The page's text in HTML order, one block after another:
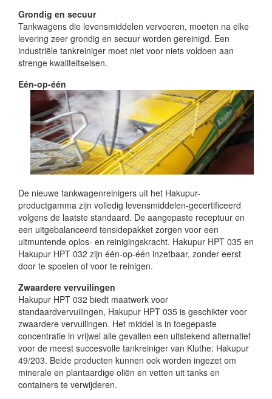
Grondig en secuur
Tankwagens die levensmiddelen vervoeren, moeten na elke
levering zeer grondig en secuur worden gereinigd. Een
industriële tankreiniger moet niet voor niets voldoen aan
strenge kwaliteitseisen.
Eén-op-één
De nieuwe tankwagenreinigers uit het Hakupur-
productgamma zijn volledig levensmiddelen-gecertificeerd
volgens de laatste standaard. De aangepaste receptuur en
een uitgebalanceerd tensidepakket zorgen voor een
uitmuntende oplos- en reinigingskracht. Hakupur HPT 035 en
Hakupur HPT 032 zijn één-op-één inzetbaar, zonder eerst
door te spoelen of voor te reinigen.
Zwaardere vervuilingen
Hakupur HPT 032 biedt maatwerk voor
standaardvervuilingen, Hakupur HPT 035 is geschikter voor
zwaardere vervuilingen. Het middel is in toegepaste
concentratie in vrijwel alle gevallen een uitstekend alternatief
voor de meest succesvolle tankreiniger van Kluthe: Hakupur
49/203. Beide producten kunnen ook worden ingezet om
minerale en plantaardige oliën en vetten uit tanks en
containers te verwijderen.